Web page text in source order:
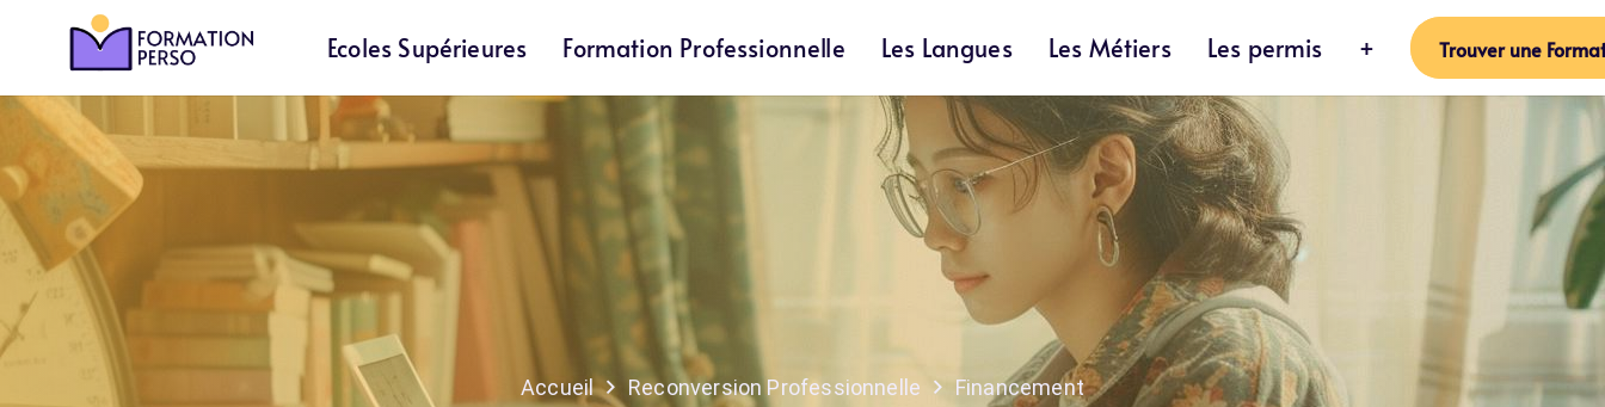
Ecoles Supérieures Formation Professionnelle Les Langues Les Métiers Les permis + Trouver une
Accueil Reconversion Professionnelle Financement